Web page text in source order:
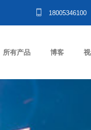
18005346100
所有产品 博客